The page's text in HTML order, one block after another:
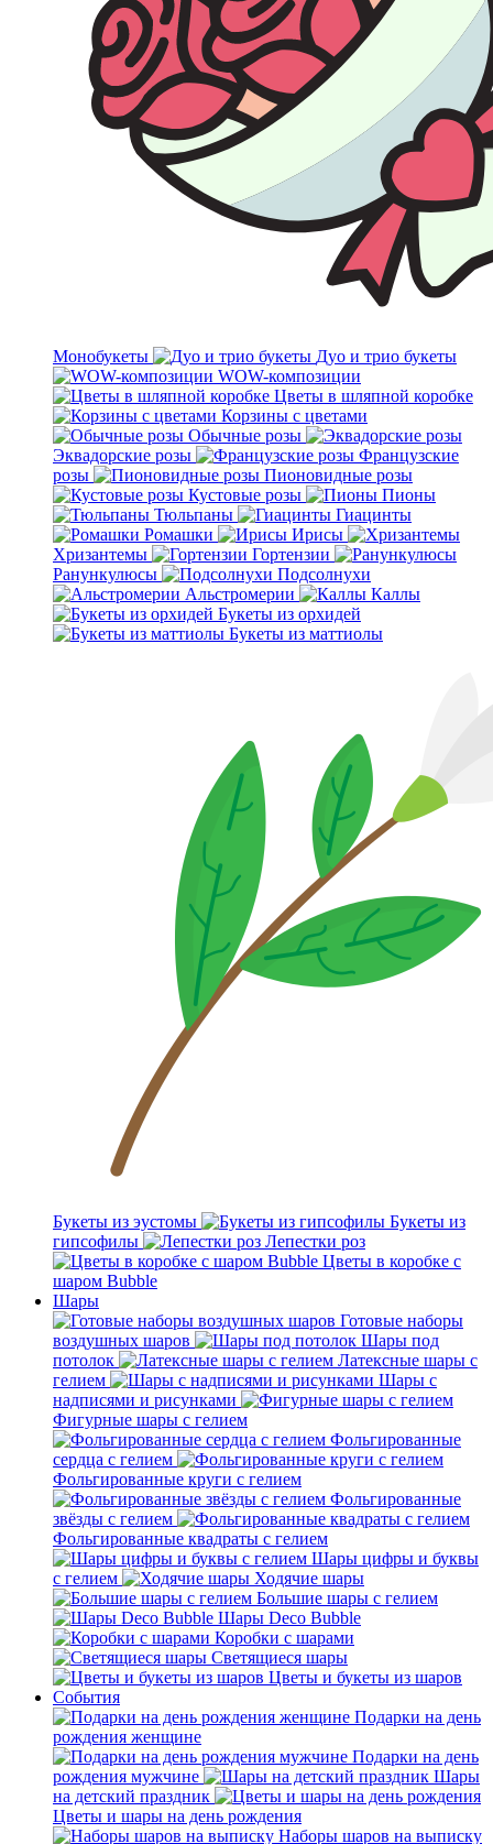
Монобукеты
Дуо и трио букеты
WOW-композиции
Цветы в шляпной коробке
Корзины с цветами
Обычные розы
Эквадорские розы
Французские
розы
Пионовидные розы
Кустовые розы
Пионы
Тюльпаны
Гиацинты
Ромашки
Ирисы
Хризантемы
Гортензии
Ранункулюсы
Подсолнухи
Альстромерии
Каллы
Букеты из орхидей
Букеты из маттиолы
Букеты из эустомы
Букеты из
гипсофилы
Лепестки роз
Цветы в коробке с
шаром Bubble
Шары
Готовые наборы
воздушных шаров
Шары под
потолок
Латексные шары с
гелием
Шары с
надписями и рисунками
Фигурные шары с гелием
Фольгированные
сердца с гелием
Фольгированные круги с гелием
Фольгированные
звёзды с гелием
Фольгированные квадраты с гелием
Шары цифры и буквы
с гелием
Ходячие шары
Большие шары с гелием
Шары Deco Bubble
Коробки с шарами
Светящиеся шары
Цветы и букеты из шаров
События
Подарки на день
рождения женщине
Подарки на день
рождения мужчине
Шары
на детский праздник
Цветы и шары на день рождения
Наборы шаров на выписку